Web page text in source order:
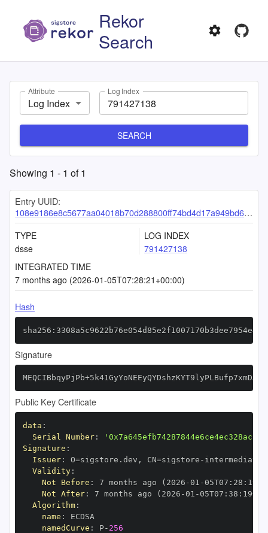
Rekor
Search
Attribute
Log Index
Log Index
SEARCH
Showing 1 - 1 of1
Entry UUID:
108e9186e8c5677aa04018b70d288800ff74bd4d17a949bd6008965ba11438884f66b750b0c218e3
TYPE
dsse
LOG INDEX
791427138
INTEGRATED TIME
7 months ago (2026-01-05T07:28:21+00:00)
Hash
Signature
Public Key Certificate
data :
Serial Number:
Signature :
Issuer: O=sigstore.dev , CN=sigstore -
Validity:
Not Before : 7 months ago (2026 -01 -05T07 : 28 :
Not After: 7 months ago (2026 -01 -05T07 : 38 : 19+00
Algorithm:
name :
namedCurve : P- 256